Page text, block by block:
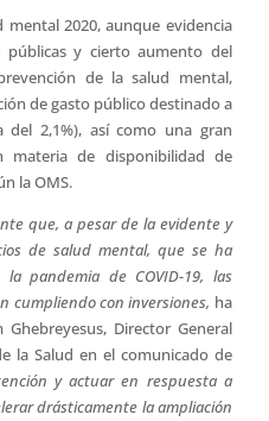
mental 2020, aunque evidencia
públicas y cierto aumento del
de la salud mental,
de gasto público destinado a
2,1%), así como una gran
materia de disponibilidad de
la OMS.
que, a pesar de la evidente y
de salud mental, que se ha
pandemia de COVID-19, las
con inversiones, ha
Director General
la Salud en el comunicado de
y actuar en respuesta a
drásticamente la ampliación